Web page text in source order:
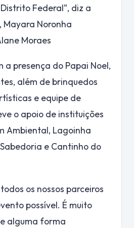
Federal”, diz a
Noronha
Moraes
a presença do Papai Noel,
além de brinquedos
e equipe de
o apoio de instituições
Ambiental, Lagoinha
e Cantinho do
os nossos parceiros
possível. É muito
alguma forma